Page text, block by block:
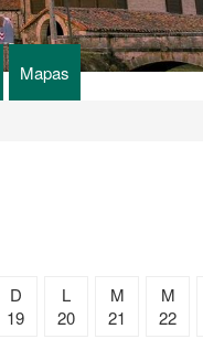
Mapas
D
19
L
20
M
21
M
22